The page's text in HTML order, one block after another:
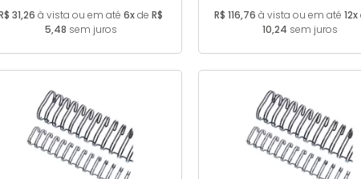
31,26 à vista ou em até6xdeR$
5,48 sem juros
R$ 116,76 à vista ou em até 12x
10,24 sem juros